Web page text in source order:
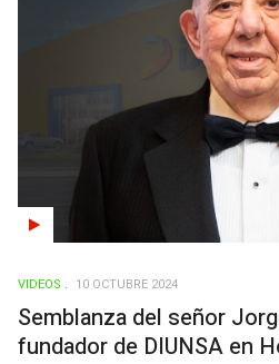
VIDEOS 10 OCTUBRE 2024
Semblanza del señor
fundador de DIUNSA en